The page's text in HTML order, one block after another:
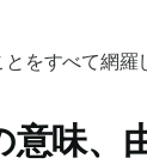
をすべて網
意味、